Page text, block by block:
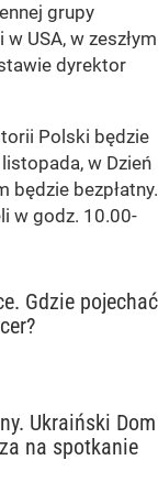
grupy
USA, w zeszłym
dyrektor
Polski będzie
w Dzień
będzie bezpłatny.
w godz. 10.00-
Gdzie pojechać
Ukraiński Dom
na spotkanie